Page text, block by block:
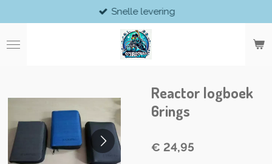
direct
naar
de
Snelle levering
Reactor logboek
6rings
€ 24,95